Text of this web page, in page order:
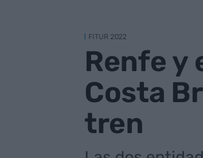
FITUR 2022
Renfe y
Costa
tren